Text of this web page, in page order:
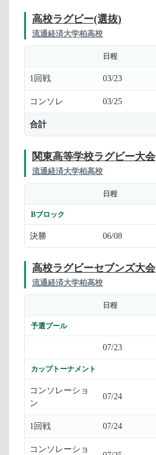
高校ラグビー(選抜)
流通経済大学柏高校
日程
1回戦 03/23
コンソレ 03/25
合計
関東高等学校ラグビー大会
流通経済大学柏高校
日程
Bブロック
決勝 06/08
高校ラグビーセブンズ大会
流通経済大学柏高校
日程
予選プール
07/23
カップトーナメント
コンソレーショ
ン
07/24
1回戦 07/24
コンソレーショ